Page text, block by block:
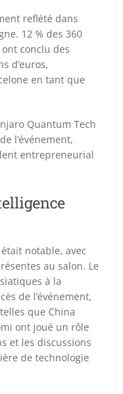
reflété dans
12 % des 360
conclu des
d’euros,
en tant que
Quantum Tech
l’événement,
entrepreneurial
notable, avec
au salon. Le
à la
de l’événement,
que China
ont joué un rôle
et les discussions
de technologie